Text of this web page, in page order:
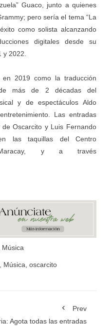
Guaco, junto a quienes
pero sería el tema “La
como solista alcanzando
digitales desde su
2022.
2019 como la traducción
más de 2 décadas del
y de espectáculos Aldo
Las entradas
de Oscarcito y Luis Fernando
las taquillas del Centro
Maracay, y a través
Música
, Música, oscarcito
Prev
Agota todas las entradas